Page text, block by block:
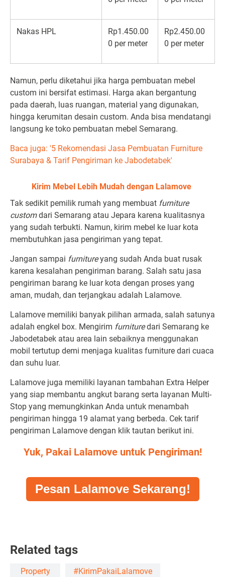
Nakas HPL
Rp1.450.00
0 per meter
Rp2.450.00
0 per meter
Namun, perlu diketahui jika harga pembuatan mebel
custom ini bersifat estimasi. Harga akan bergantung
pada daerah, luas ruangan, material yang digunakan,
hingga kerumitan desain custom. Anda bisa mendatangi
langsung ke toko pembuatan mebel Semarang.
Baca juga: '5 Rekomendasi Jasa Pembuatan Furniture
Surabaya & Tarif Pengiriman ke Jabodetabek'
Kirim Mebel Lebih Mudah dengan Lalamove
Tak sedikit pemilik rumah yang membuat furniture
customdari Semarang atau Jepara karena kualitasnya
yang sudah terbukti. Namun, kirim mebel ke luar kota
membutuhkan jasa pengiriman yang tepat.
Jangan sampai furnitureyang sudah Anda buat rusak
karena kesalahan pengiriman barang. Salah satu jasa
pengiriman barang ke luar kota dengan proses yang
aman, mudah, dan terjangkau adalah Lalamove.
Lalamove memiliki banyak pilihan armada, salah satunya
adalah engkel box. Mengirim furnituredari Semarang ke
Jabodetabek atau area lain sebaiknya menggunakan
mobil tertutup demi menjaga kualitas furniture dari cuaca
dan suhu luar.
Lalamove juga memiliki layanan tambahan Extra Helper
yang siap membantu angkut barang serta layanan Multi-
Stop yang memungkinkan Anda untuk menambah
pengiriman hingga 19 alamat yang berbeda. Cek tarif
pengiriman Lalamove dengan klik tautan berikut ini.
Yuk, Pakai Lalamove untuk Pengiriman!
Pesan Lalamove Sekarang!
Related tags
Property #KirimPakaiLalamove